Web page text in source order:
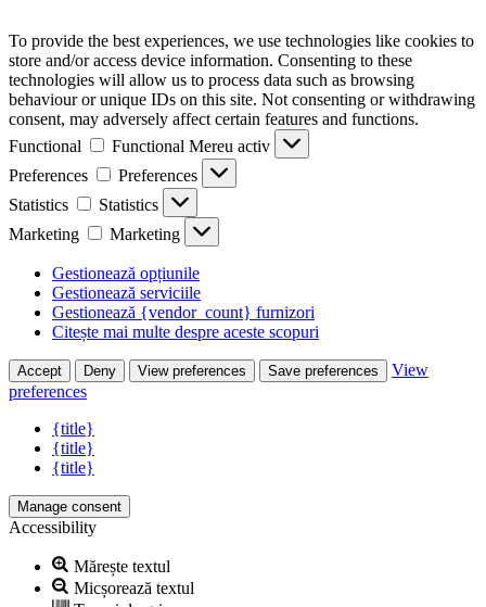
To provide the best experiences, we use technologies like cookies to
store and/or access device information. Consenting to these
technologies will allow us to process data such as browsing
behaviour or unique IDs on this site. Not consenting or withdrawing
consent, may adversely affect certain features and functions.
Functional
Functional Mereu activ
Preferences
Preferences
Statistics
Statistics
Marketing
Marketing
Gestionează opțiunile
Gestionează serviciile
Gestionează {vendor_count} furnizori
Citește mai multe despre aceste scopuri
Accept Deny View preferences Save preferences
View
preferences
{title}
{title}
{title}
Manage consent
Accessibility
Mărește textul
Micșorează textul